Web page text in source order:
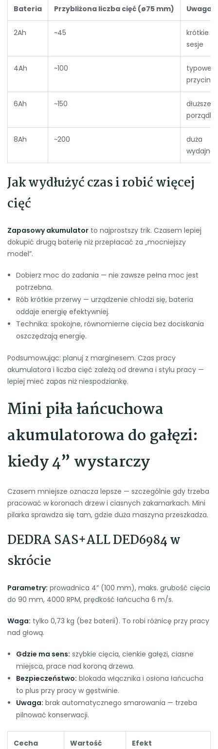
Bateria Przybliżona liczba cięć (ø75 mm) Uwaga
2Ah ~45
krótkie
sesje
4Ah ~100
typowe
6Ah ~150
dłuższe
porządki
8Ah ~200
duża
Jak wydłużyć czas i robić więcej
cięć
Zapasowy akumulator to najprostszy trik. Czasem lepiej
dokupić drugą baterię niż przepłacać za „mocniejszy
model”.
Dobierz moc do zadania — nie zawsze pełna moc jest
potrzebna.
Rób krótkie przerwy — urządzenie chłodzi się, bateria
oddaje energię efektywniej.
Technika: spokojne, równomierne cięcia bez dociskania
oszczędzają energię.
Podsumowując: planuj z marginesem. Czas pracy
akumulatora i liczba cięć zależą od drewna i stylu pracy —
lepiej mieć zapas niż niespodziankę.
Mini piła łańcuchowa
akumulatorowa do gałęzi:
kiedy 4” wystarczy
Czasem mniejsze oznacza lepsze — szczególnie gdy trzeba
pracować w koronach drzew i ciasnych zakamarkach. Mini
pilarka sprawdza się tam, gdzie duża maszyna przeszkadza.
DEDRA SAS+ALL DED6984 w
skrócie
Parametry: prowadnica 4” (100 mm), maks. grubość cięcia
do 90 mm, 4000 RPM, prędkość łańcucha 6 m/s.
Waga: tylko 0,73 kg (bez baterii). To robi różnicę przy pracy
nad głową.
Gdzie ma sens: szybkie cięcia, cienkie gałęzi, ciasne
miejsca, prace nad koroną drzewa.
Bezpieczeństwo: blokada włącznika i osłona łańcucha
to plus przy pracy w gęstwinie.
Uwaga: brak automatycznego smarowania — trzeba
pilnować konserwacji.
Cecha Wartość Efekt